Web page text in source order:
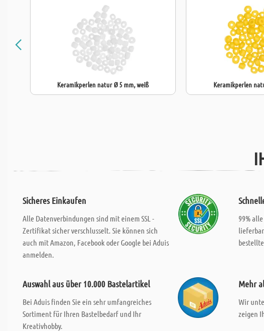
Keramikperlen natur Ø 5 mm, weiß Keramikperlen
Sicheres Einkaufen
Alle Datenverbindungen sind mit einem SSL -
Zertifikat sicher verschlusselt. Sie können sich
auch mit Amazon, Facebook oder Google bei Aduis
anmelden.
99%
Auswahl aus über 10.000 Bastelartikel
Bei Aduis finden Sie ein sehr umfangreiches
Sortiment für Ihren Bastelbedarf und Ihr
Kreativhobby.
Mehr
Wir
zeigen